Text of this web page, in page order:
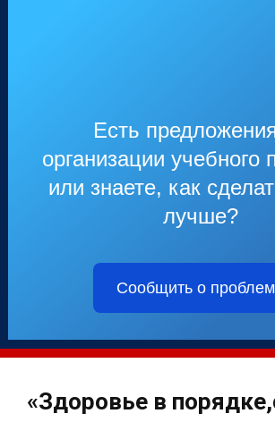
Есть
организации учебного
или знаете, как
лучше?
Сообщить о
«Здоровье в